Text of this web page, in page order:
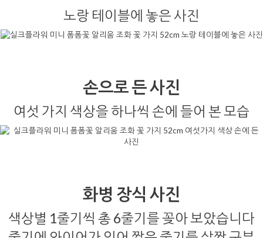
노랑 테이블에 놓은 사진
손으로 든 사진
여섯 가지 색상을 하나씩 손에 들어 본 모습
화병 장식 사진
색상별 1줄기씩 총 6줄기를 꽂아 보았습니다